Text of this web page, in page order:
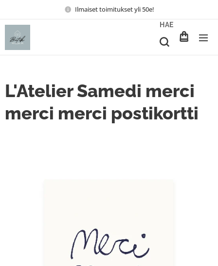
Ilmaiset toimitukset yli 50e!
HAE
L'Atelier Samedi merci
merci merci postikortti